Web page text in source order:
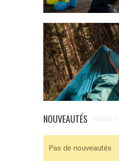
NOUVEAUTÉS
Pas de nouveautés